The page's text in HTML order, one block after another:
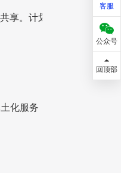
。计划在2025年联合
化服务，通过技术赋能推
客服
公众号
回顶部